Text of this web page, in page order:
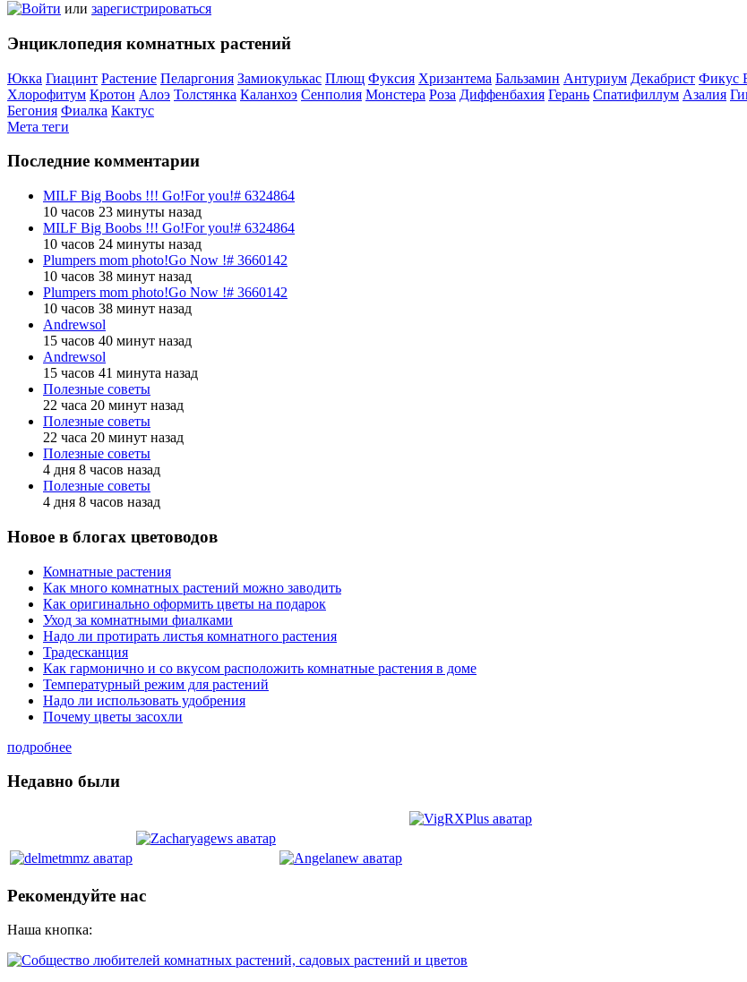
Войти или зарегистрироваться
Энциклопедия комнатных растений
Юкка Гиацинт Растение Пеларгония Замиокулькас Плющ Фуксия Хризантема Бальзамин Антуриум Декабрист Фикус
Хлорофитум Кротон Алоэ Толстянка Каланхоэ Сенполия Монстера Роза Диффенбахия Герань Спатифиллум Азалия
Бегония Фиалка Кактус
Мета теги
Последние комментарии
MILF Big Boobs !!! Go!For you!# 6324864
10 часов 23 минуты назад
MILF Big Boobs !!! Go!For you!# 6324864
10 часов 24 минуты назад
Plumpers mom photo!Go Now !# 3660142
10 часов 38 минут назад
Plumpers mom photo!Go Now !# 3660142
10 часов 38 минут назад
Andrewsol
15 часов 40 минут назад
Andrewsol
15 часов 41 минута назад
Полезные советы
22 часа 20 минут назад
Полезные советы
22 часа 20 минут назад
Полезные советы
4 дня 8 часов назад
Полезные советы
4 дня 8 часов назад
Новое в блогах цветоводов
Комнатные растения
Как много комнатных растений можно заводить
Как оригинально оформить цветы на подарок
Уход за комнатными фиалками
Надо ли протирать листья комнатного растения
Традесканция
Как гармонично и со вкусом расположить комнатные растения в доме
Температурный режим для растений
Надо ли использовать удобрения
Почему цветы засохли
подробнее
Недавно были
Рекомендуйте нас
Наша кнопка: